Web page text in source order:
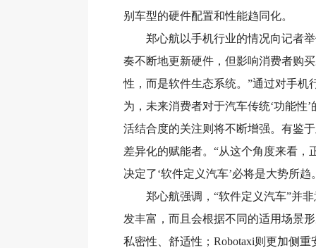
别车型的硬件配置和性能趋同化。
郑心航以手机行业的情况向记者举
奏不断地更新硬件，但影响消费者购
性，而是软件生态系统。”通过对手
为，未来消费者对于汽车传统‘功能性
活结合度的关注则将不断增强。有鉴
差异化的赋能者。“从这个角度来看
决定了‘软件定义汽车’必将是大势所趋
郑心航强调，“软件定义汽车”并非
发丰富，而且会根据不同的适用场景
私密性、舒适性；Robotaxi则更加侧